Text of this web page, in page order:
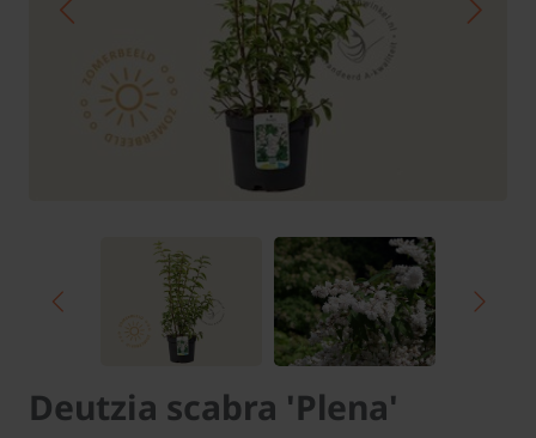
Deutzia scabra 'Plena'